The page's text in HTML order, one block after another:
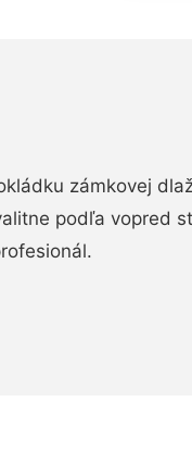
zámkovej
podľa vopred